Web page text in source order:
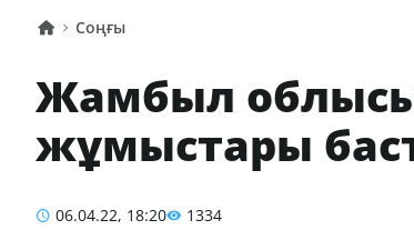
Соңғы
Жамбыл
жұмыстары
06.04.22, 18:20 1334